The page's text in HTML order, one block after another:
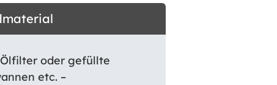
oder gefüllte
etc. –